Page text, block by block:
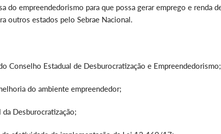
do empreendedorismo para que possa gerar emprego e renda
outros estados pelo Sebrae Nacional.
Conselho Estadual de Desburocratização e Empreendedorismo;
do ambiente empreendedor;
da Desburocratização;